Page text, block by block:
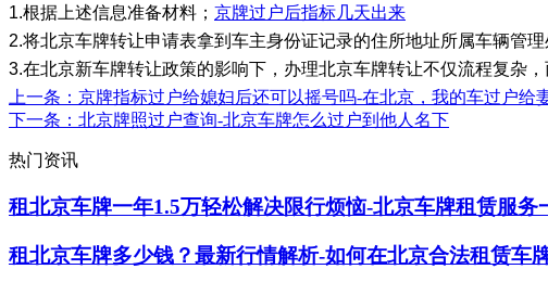
1.根据上述信息准备材料； 京牌过户后指标几天出来
2.将北京车牌转让申请表拿到车主身份证记录的住所地址所属车辆管理
3.在北京新车牌转让政策的影响下，办理北京车牌转让不仅流程复杂，
上一条 ：京牌指标过户给媳妇后还可以摇号吗-在北京，我的车过户给
下一条 ：北京牌照过户查询-北京车牌怎么过户到他人名下
热门资讯
租北京车牌一年1.5万轻松解决限行烦恼-北京车牌租赁服
租北京车牌多少钱？最新行情解析-如何在北京合法租赁车